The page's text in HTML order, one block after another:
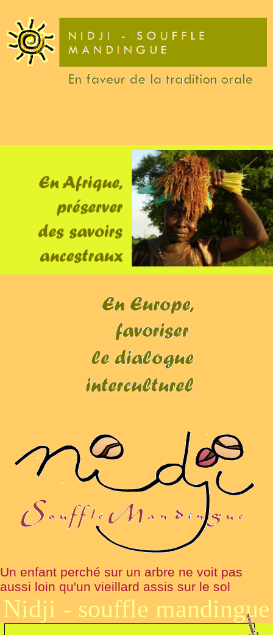
Un enfant perché sur un arbre ne voit pas
aussi loin qu'un vieillard assis sur le sol
Nidji - souffle mandingue